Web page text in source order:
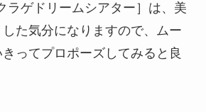
ラゲドリームシアター］は、美
た気分になりますので、ムー
きってプロポーズしてみると良